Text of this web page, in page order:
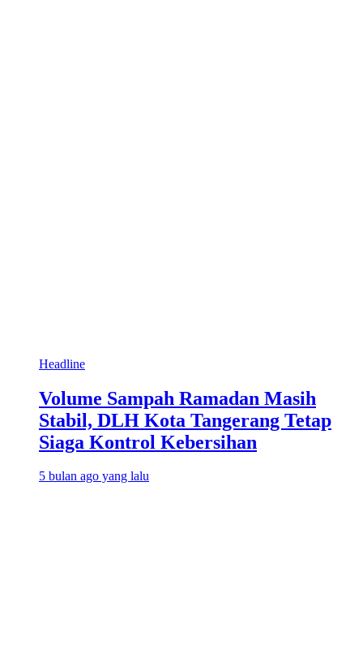
Headline
Volume Sampah Ramadan Masih
Stabil, DLH Kota Tangerang Tetap
Siaga Kontrol Kebersihan
5 bulan ago yang lalu